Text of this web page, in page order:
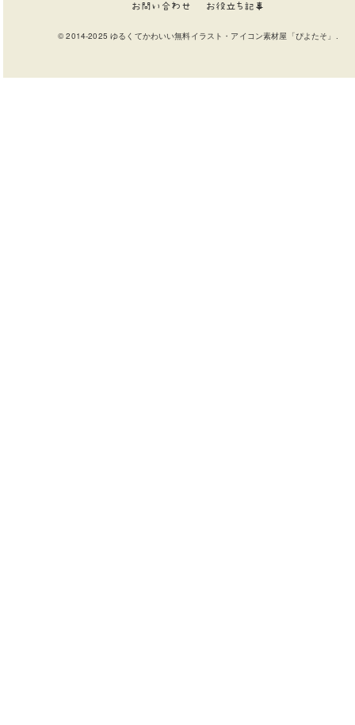
お問い合わせ お役立ち記事
© 2014-2025 ゆるくてかわいい無料イラスト・アイコン素材屋「ぴよたそ」.